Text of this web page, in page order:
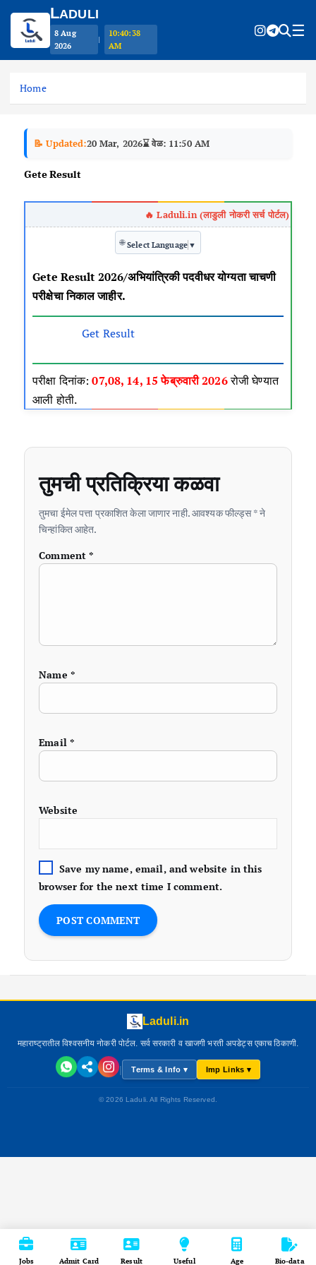
Home
📝 Updated:20 Mar, 2026⌛ वेळ: 11:50 AM
Gete Result
🌐 Select Language ▼
Gete Result 2026/अभियांत्रिकी पदवीधर योग्यता चाचणी
परीक्षेचा निकाल जाहीर.
Get Result
परीक्षा दिनांक:07,08, 14, 15 फेब्रुवारी 2026रोजी घेण्यात
आली होती.
तुमची प्रतिक्रिया कळवा
तुमचा ईमेल पत्ता प्रकाशित केला जाणार नाही. आवश्यक फील्ड्स * ने
चिन्हांकित आहेत.
Comment*
Name *
Email *
Website
Save my name, email, and website in this
browser for the next time I comment.
Laduli.in
महाराष्ट्रातील विश्वसनीय नोकरी पोर्टल. सर्व सरकारी व खाजगी भरती अपडेट्स एकाच ठिकाणी.
| Terms & Info ▾ Imp Links ▾
© 2026 Laduli. All Rights Reserved.
LADULI
8 Aug
2026
|
10:40:38
AM
☰
Jobs Admit Card Result Useful Age Bio-data